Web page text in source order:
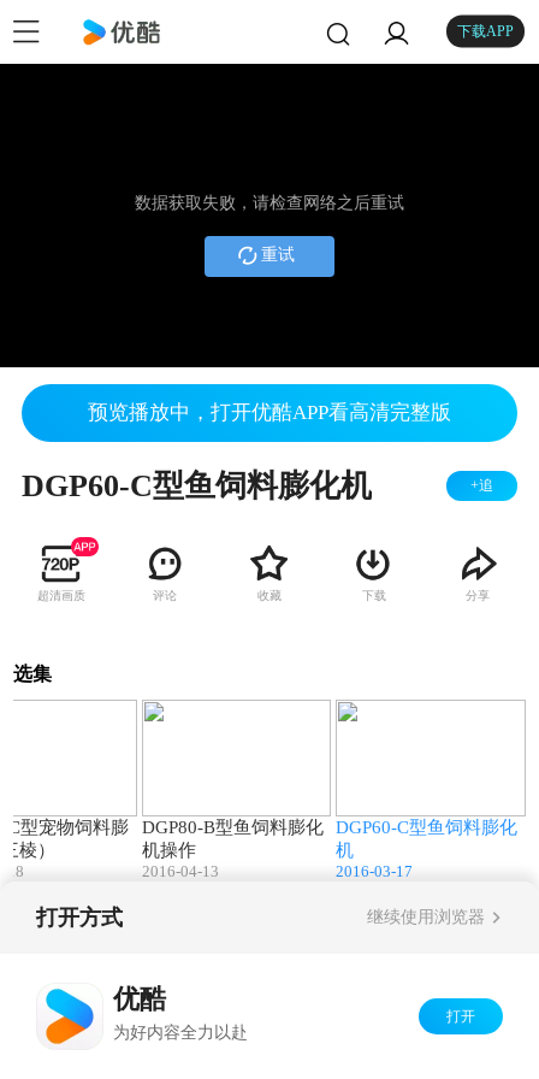
下载APP
数据获取失败，请检查网络之后重试
重试
预览播放中，打开优酷APP看高清完整版
DGP60-C型鱼饲料膨化机 +追
超清画质 评论 收藏 下载 分享
选集
C型宠物饲料膨
棱）
18
DGP80-B型鱼饲料膨化
机操作
2016-04-13
DGP60-C型鱼饲料膨化
机
2016-03-17
打开方式 继续使用浏览器
优酷
为好内容全力以赴
打开